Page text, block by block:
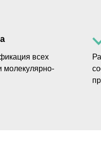
всех
молекулярно-